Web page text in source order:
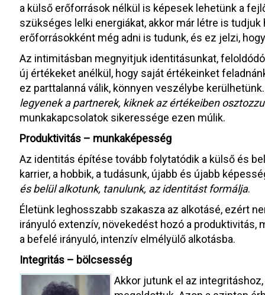
a külső erőforrások nélkül is képesek lehetünk a
szükséges lelki energiákat, akkor már létre is
erőforrásokként még adni is tudunk, és ez jelzi,
Az intimitásban megnyitjuk identitásunkat,
új értékeket anélkül, hogy saját értékeinket
ez parttalanná válik, könnyen veszélybe
legyenek a partnerek, kiknek az értékeiben
munkakapcsolatok sikeressége ezen múlik.
Produktivitás – munkaképesség
Az identitás építése tovább folytatódik a külső és
karrier, a hobbik, a tudásunk, újabb és újabb
és belül alkotunk, tanulunk, az identitást formálja.
Életünk leghosszabb szakasza az alkotásé, ezért
irányuló extenzív, növekedést hozó a
a befelé irányuló, intenzív elmélyülő alkotásba.
Integritás – bölcsesség
Akkor jutunk el az